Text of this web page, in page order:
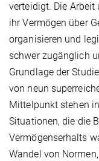
verteidigt. Die Arbeit
ihr Vermögen über
organisieren und
schwer zugänglich
Grundlage der
von neun
Mittelpunkt stehen
Situationen, die die
Vermögenserhalts
Wandel von